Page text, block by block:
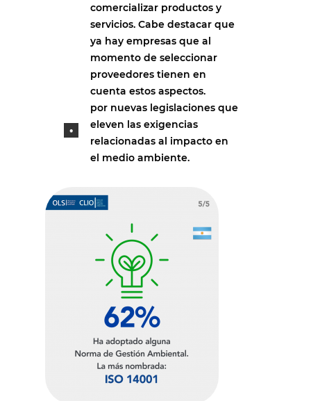
comercializar productos y
servicios. Cabe destacar que
ya hay empresas que al
momento de seleccionar
proveedores tienen en
cuenta estos aspectos.
por nuevas legislaciones que
eleven las exigencias
relacionadas al impacto en
el medio ambiente.